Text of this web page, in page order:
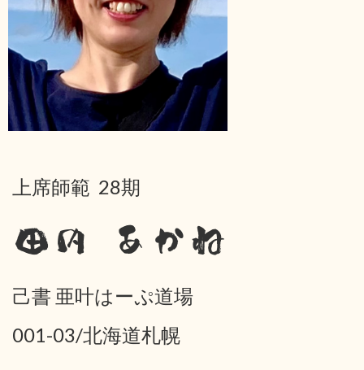
上席師範 28期
田内 あかね
己書 亜叶はーぷ道場
001-03/北海道札幌